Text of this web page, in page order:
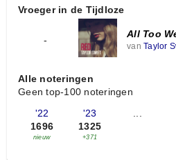
Vroeger in de Tijdloze
-
All Too
van Taylor
Alle noteringen
Geen top-100 noteringen
'22
1696
nieuw
'23
1325
+371
...